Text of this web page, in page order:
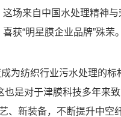
这场来自中国水处理精神
喜获“明星膜企业品牌”殊荣。
为纺织行业污水处理的
也是对于津膜科技多年来
、新装备，不断提升中空